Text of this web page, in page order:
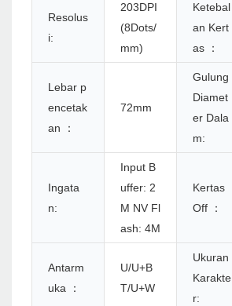
Resolus
i:
203DPI
(8Dots/
mm)
Ketebal
an Kert
as ：
Lebar p
encetak
an ：
72mm
Gulung
Diamet
er Dala
m:
Ingata
n:
Input B
uffer: 2
M NV Fl
ash: 4M
Kertas
Off ：
Antarm
uka ：
U/U+B
T/U+W
Ukuran
Karakte
r: